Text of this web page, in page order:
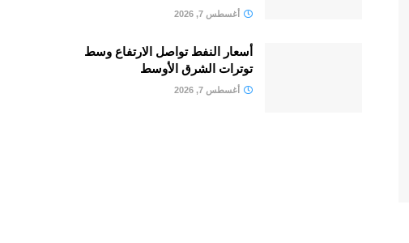
أغسطس 7, 2026
أسعار النفط تواصل الارتفاع وسط
توترات الشرق الأوسط
أغسطس 7, 2026